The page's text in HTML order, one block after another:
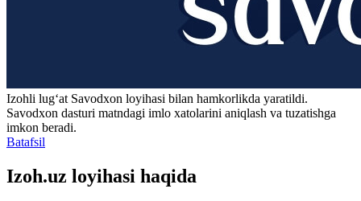
Izohli lugʻat Savodxon loyihasi bilan hamkorlikda yaratildi.
Savodxon dasturi matndagi imlo xatolarini aniqlash va tuzatishga
imkon beradi.
Batafsil
Izoh.uz loyihasi haqida